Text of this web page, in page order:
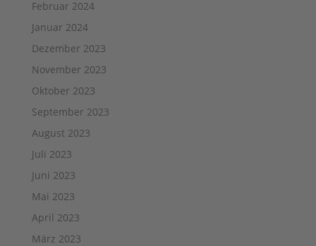
Februar 2024
Januar 2024
Dezember 2023
November 2023
Oktober 2023
September 2023
August 2023
Juli 2023
Juni 2023
Mai 2023
April 2023
März 2023